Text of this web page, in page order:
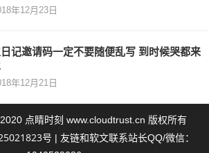
年12月23日
记邀请码一定不要随便乱写 到时候哭都来
年12月21日
点睛时刻 www.cloudtrust.cn 版权所有
号 | 友链和软文联系站长QQ/微信：